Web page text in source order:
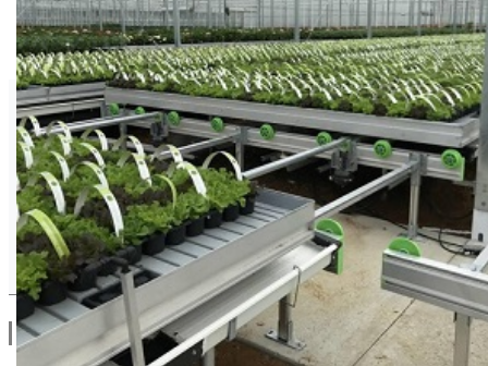
Rijk zvan
Drugi Proizvodi od Rijk zvan
Linkovi